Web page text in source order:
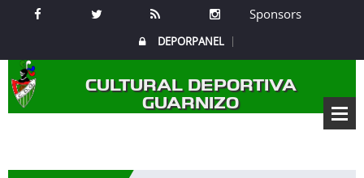
Sponsors
DEPORPANEL
CULTURAL DEPORTIVA
GUARNIZO